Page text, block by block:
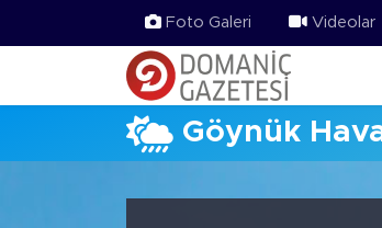
Foto Galeri Videolar
Göynük